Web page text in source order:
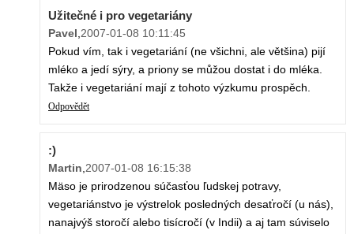
Užitečné i pro vegetariány
Pavel,2007-01-08 10:11:45
Pokud vím, tak i vegetariání (ne všichni, ale většina) pijí
mléko a jedí sýry, a priony se můžou dostat i do mléka.
Takže i vegetariání mají z tohoto výzkumu prospěch.
Odpovědět
:)
Martin,2007-01-08 16:15:38
Mäso je prirodzenou súčasťou ľudskej potravy,
vegetariánstvo je výstrelok posledných desaťročí (u nás),
nanajvýš storočí alebo tisícročí (v Indii) a aj tam súviselo